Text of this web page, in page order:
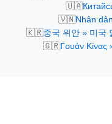
🇺🇦
🇻🇳Nhân
🇰🇷중국 위안 » 미국
🇬🇷Γουάν Κίνας